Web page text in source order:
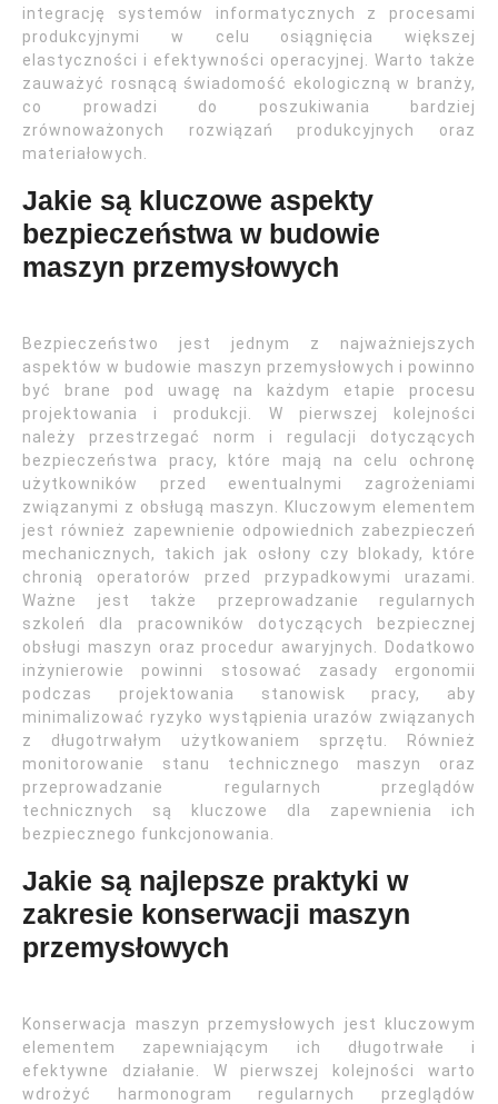
integrację systemów informatycznych z procesami
produkcyjnymi w celu osiągnięcia większej
elastyczności i efektywności operacyjnej. Warto także
zauważyć rosnącą świadomość ekologiczną w branży,
co prowadzi do poszukiwania bardziej
zrównoważonych rozwiązań produkcyjnych oraz
materiałowych.
Jakie są kluczowe aspekty
bezpieczeństwa w budowie
maszyn przemysłowych
Bezpieczeństwo jest jednym z najważniejszych
aspektów w budowie maszyn przemysłowych i powinno
być brane pod uwagę na każdym etapie procesu
projektowania i produkcji. W pierwszej kolejności
należy przestrzegać norm i regulacji dotyczących
bezpieczeństwa pracy, które mają na celu ochronę
użytkowników przed ewentualnymi zagrożeniami
związanymi z obsługą maszyn. Kluczowym elementem
jest również zapewnienie odpowiednich zabezpieczeń
mechanicznych, takich jak osłony czy blokady, które
chronią operatorów przed przypadkowymi urazami.
Ważne jest także przeprowadzanie regularnych
szkoleń dla pracowników dotyczących bezpiecznej
obsługi maszyn oraz procedur awaryjnych. Dodatkowo
inżynierowie powinni stosować zasady ergonomii
podczas projektowania stanowisk pracy, aby
minimalizować ryzyko wystąpienia urazów związanych
z długotrwałym użytkowaniem sprzętu. Również
monitorowanie stanu technicznego maszyn oraz
przeprowadzanie regularnych przeglądów
technicznych są kluczowe dla zapewnienia ich
bezpiecznego funkcjonowania.
Jakie są najlepsze praktyki w
zakresie konserwacji maszyn
przemysłowych
Konserwacja maszyn przemysłowych jest kluczowym
elementem zapewniającym ich długotrwałe i
efektywne działanie. W pierwszej kolejności warto
wdrożyć harmonogram regularnych przeglądów